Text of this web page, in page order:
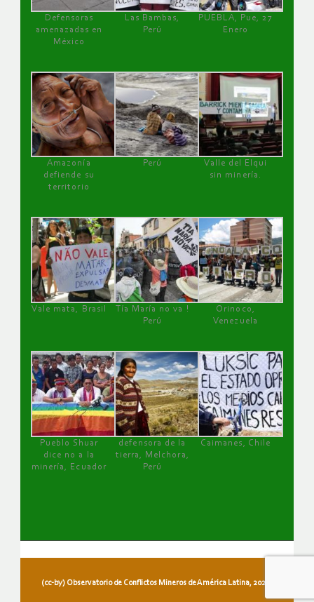
Defensoras
amenazadas en
México
Las Bambas,
Perú
PUEBLA, Pue, 27
Enero
Amazonía
defiende su
territorio
Perú
Valle del Elqui
sin minería.
Vale mata, Brasil
Tía María no va !
Perú
Orinoco,
Venezuela
Pueblo Shuar
dice no a la
minería, Ecuador
defensora de la
tierra, Melchora,
Perú
Caimanes, Chile
(cc-by) Observatorio de Conflictos Mineros de América Latina, 2026